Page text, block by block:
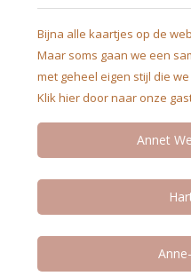
Bijna alle kaartjes op de
Maar soms gaan we een
met geheel eigen stijl die
Klik hier door naar onze
Annet